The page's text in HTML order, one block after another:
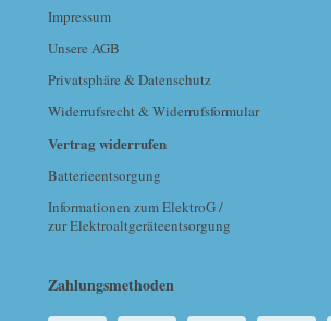
Impressum
Unsere AGB
Privatsphäre & Datenschutz
Widerrufsrecht & Widerrufsformular
Vertrag widerrufen
Batterieentsorgung
Informationen zum ElektroG /
zur Elektroaltgeräteentsorgung
Zahlungsmethoden